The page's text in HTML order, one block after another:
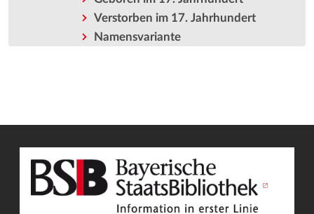
Verstorben im 17. Jahrhundert
Namensvariante